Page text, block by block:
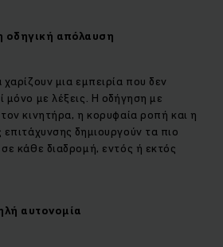
οδηγική απόλαυση
μια εμπειρία που δεν
με λέξεις. Η οδήγηση με
κινητήρα, η κορυφαία ροπή και η
δημιουργούν τα πιο
κάθε διαδρομή, εντός ή εκτός
αυτονομία